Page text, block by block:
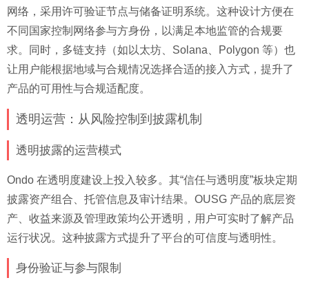
网络，采用许可验证节点与储备证明系统。这种设计方便在
不同国家控制网络参与方身份，以满足本地监管的合规要
求。同时，多链支持（如以太坊、Solana、Polygon 等）也
让用户能根据地域与合规情况选择合适的接入方式，提升了
产品的可用性与合规适配度。
透明运营：从风险控制到披露机制
透明披露的运营模式
Ondo 在透明度建设上投入较多。其“信任与透明度”板块定期
披露资产组合、托管信息及审计结果。OUSG 产品的底层资
产、收益来源及管理政策均公开透明，用户可实时了解产品
运行状况。这种披露方式提升了平台的可信度与透明性。
身份验证与参与限制